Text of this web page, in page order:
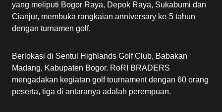
yang meliputi Bogor Raya, Depok Raya, Sukabumi dan
Cianjur, membuka rangkaian anniversary ke-5 tahun
dengan turnamen golf.
Berlokasi di Sentul Highlands Golf Club, Babakan
Madang, Kabupaten Bogor. RoRI BRADERS
mengadakan kegiatan golf tournament dengan 60 orang
peserta, tiga di antaranya adalah perempuan.